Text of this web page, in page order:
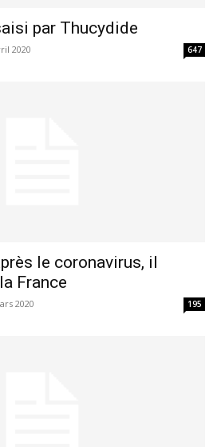
par Thucydide
2020 647
le coronavirus, il
France
2020 195